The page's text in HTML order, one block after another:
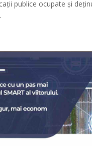
publice ocupate și